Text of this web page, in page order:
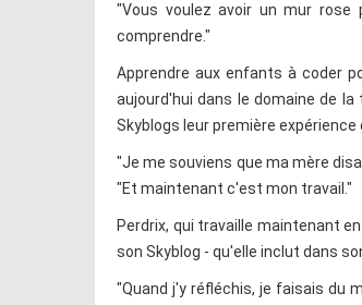
"Vous voulez avoir un mur rose
comprendre."
Apprendre aux enfants à coder
aujourd'hui dans le domaine de
Skyblogs leur première
"Je me souviens que ma mère
"Et maintenant c'est mon travail."
Perdrix, qui travaille maintenant
son Skyblog - qu'elle inclut dans
"Quand j'y réfléchis, je faisais du